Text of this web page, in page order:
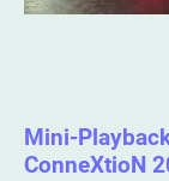
Mini-
ConneXtioN